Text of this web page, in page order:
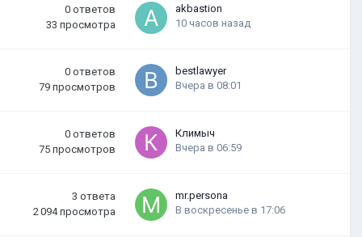
0 ответов
33 просмотра
akbastion
10 часов назад
0 ответов
79 просмотров
bestlawyer
Вчера в 08:01
0 ответов
75 просмотров
Климыч
Вчера в 06:59
3 ответа
2 094 просмотра
mr.persona
В воскресенье в 17:06